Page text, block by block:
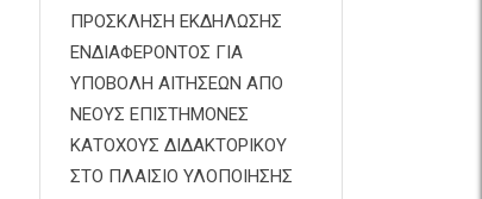
ΠΡΟΣΚΛΗΣΗ ΕΚΔΗΛΩΣΗΣ
ΕΝΔΙΑΦΕΡΟΝΤΟΣ ΓΙΑ
ΥΠΟΒΟΛΗ ΑΙΤΗΣΕΩΝ ΑΠΟ
ΝΕΟΥΣ ΕΠΙΣΤΗΜΟΝΕΣ
ΚΑΤΟΧΟΥΣ ΔΙΔΑΚΤΟΡΙΚΟΥ
ΣΤΟ ΠΛΑΙΣΙΟ ΥΛΟΠΟΙΗΣΗΣ